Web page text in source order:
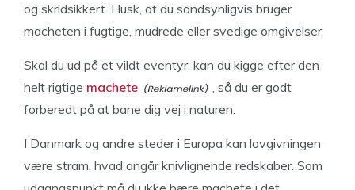
og skridsikkert. Husk, at du sandsynligvis bruger
macheten i fugtige, mudrede eller svedige omgivelser.
Skal du ud på et vildt eventyr, kan du kigge efter den
helt rigtige machete
, så du er godt
forberedt på at bane dig vej i naturen.
I Danmark og andre steder i Europa kan lovgivningen
være stram, hvad angår knivlignende redskaber. Som